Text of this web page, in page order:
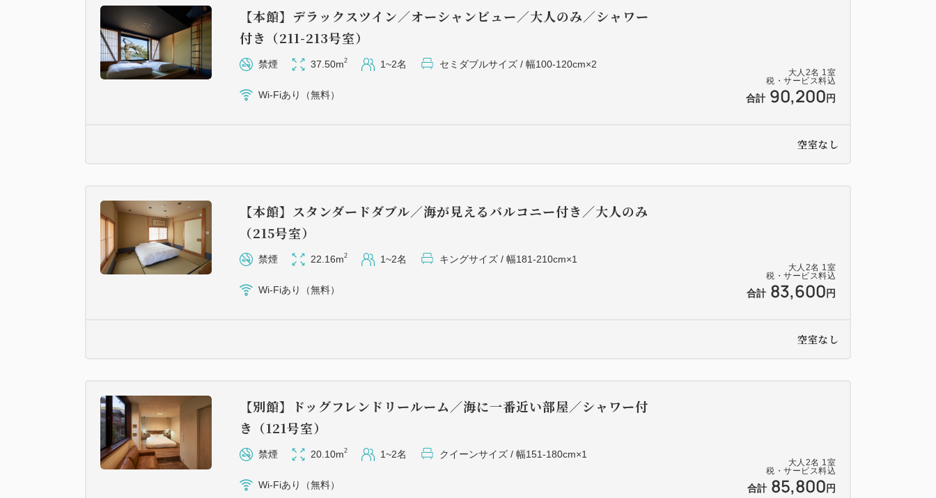
ご希望の方はご予約時にお知らせください。
■お子様のお食事について
サー
シーカヤックや釣り等のアクティビティがお楽しみいただけます。詳しく
大人 2名 1室
税・サービス料込
合計 90,200 円
【本館】デラックスツイン／オーシャンビュー／大人のみ／シャワー
付き（211-213号室）
禁煙 37.50m2 1~2名 セミダブルサイズ / 幅100-120cm×2
Wi-Fiあり（無料）
空室なし
大人 2名 1室
税・サービス料込
合計 83,600 円
【本館】スタンダードダブル／海が見えるバルコニー付き／大人のみ
（215号室）
禁煙 22.16m2 1~2名 キングサイズ / 幅181-210cm×1
Wi-Fiあり（無料）
空室なし
大人 2名 1室
税・サービス料込
合計 85,800 円
【別館】ドッグフレンドリールーム／海に一番近い部屋／シャワー付
き（121号室）
禁煙 20.10m2 1~2名 クイーンサイズ / 幅151-180cm×1
Wi-Fiあり（無料）